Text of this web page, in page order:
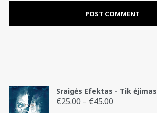
Sraigės Efektas - Tik ėjimas
€25.00 – €45.00Price